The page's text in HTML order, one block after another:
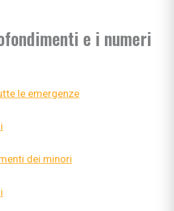
e i numeri
le emergenze
dei minori